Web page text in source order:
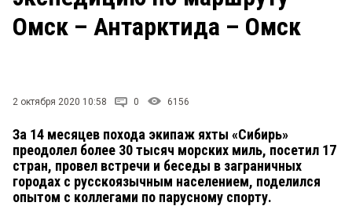
СТИЛЬ ЖИЗНИ
Омск – Антарктида – Омск
2 октября 2020 10:58 0 6156
За 14 месяцев похода экипаж яхты «Сибирь»
преодолел более 30 тысяч морских миль, посетил 17
стран, провел встречи и беседы в заграничных
городах с русскоязычным населением, поделился
опытом с коллегами по парусному спорту.